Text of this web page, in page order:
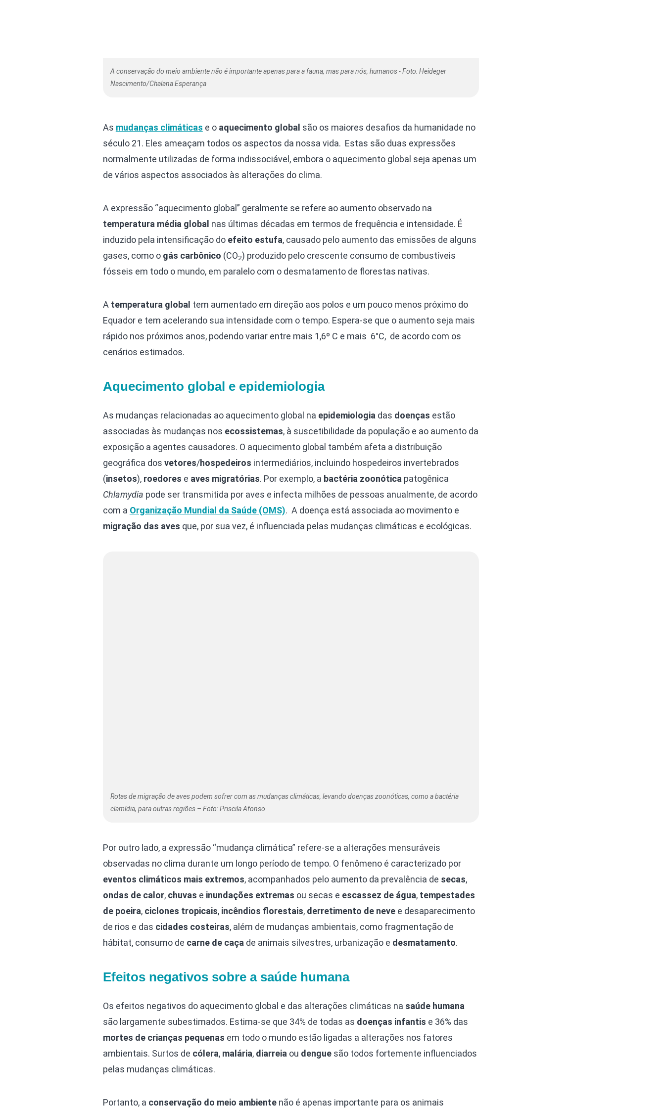
A conservação do meio ambiente não é importante apenas para a fauna, mas para nós, humanos - Foto: Heideger
Nascimento/Chalana Esperança
As mudanças climáticas e o aquecimento global são os maiores desafios da humanidade no
século 21. Eles ameaçam todos os aspectos da nossa vida. Estas são duas expressões
normalmente utilizadas de forma indissociável, embora o aquecimento global seja apenas um
de vários aspectos associados às alterações do clima.
A expressão “aquecimento global” geralmente se refere ao aumento observado na
temperatura média global nas últimas décadas em termos de frequência e intensidade. É
induzido pela intensificação do efeito estufa, causado pelo aumento das emissões de alguns
gases, como o gás carbônico (CO2) produzido pelo crescente consumo de combustíveis
fósseis em todo o mundo, em paralelo com o desmatamento de florestas nativas.
A temperatura global tem aumentado em direção aos polos e um pouco menos próximo do
Equador e tem acelerando sua intensidade com o tempo. Espera-se que o aumento seja mais
rápido nos próximos anos, podendo variar entre mais 1,6º C e mais 6°C, de acordo com os
cenários estimados.
Aquecimento global e epidemiologia
As mudanças relacionadas ao aquecimento global na epidemiologia das doenças estão
associadas às mudanças nos ecossistemas, à suscetibilidade da população e ao aumento da
exposição a agentes causadores. O aquecimento global também afeta a distribuição
geográfica dos vetores/hospedeiros intermediários, incluindo hospedeiros invertebrados
(insetos), roedores e aves migratórias. Por exemplo, a bactéria zoonótica patogênica
Chlamydia pode ser transmitida por aves e infecta milhões de pessoas anualmente, de acordo
com a Organização Mundial da Saúde (OMS). A doença está associada ao movimento e
migração das aves que, por sua vez, é influenciada pelas mudanças climáticas e ecológicas.
Rotas de migração de aves podem sofrer com as mudanças climáticas, levando doenças zoonóticas, como a bactéria
clamídia, para outras regiões – Foto: Priscila Afonso
Por outro lado, a expressão “mudança climática” refere-se a alterações mensuráveis ​​​​
observadas no clima durante um longo período de tempo. O fenômeno é caracterizado por
eventos climáticos mais extremos, acompanhados pelo aumento da prevalência de secas,
ondas de calor, chuvas e inundações extremas ou secas e escassez de água, tempestades
de poeira, ciclones tropicais, incêndios florestais, derretimento de nevee desaparecimento
de rios e das cidades costeiras, além de mudanças ambientais, como fragmentação de
hábitat, consumo de carne de caça de animais silvestres, urbanização e desmatamento.
Efeitos negativos sobre a saúde humana
Os efeitos negativos do aquecimento global e das alterações climáticas na saúde humana
são largamente subestimados. Estima-se que 34% de todas as doenças infantis e 36% das
mortes de crianças pequenas em todo o mundo estão ligadas a alterações nos fatores
ambientais. Surtos de cólera, malária, diarreia ou denguesão todos fortemente influenciados
pelas mudanças climáticas.
Portanto, a conservação do meio ambientenão é apenas importante para os animais